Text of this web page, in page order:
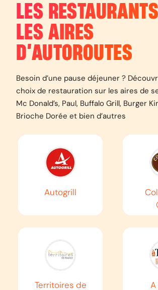
Beaune
Ottmarsheim
EN SAVOIR PLUS
AUTOROUTEA39
Dijon
Mâcon
Passy
LES
LES AIRES
D’AUTOROUTES
Besoin d’une pause déjeuner ?
choix de restauration sur les aires de
Mc Donald’s, Paul, Buffalo Grill, Burger
Brioche Dorée et bien d’autres
Autogrill
Territoires de
A